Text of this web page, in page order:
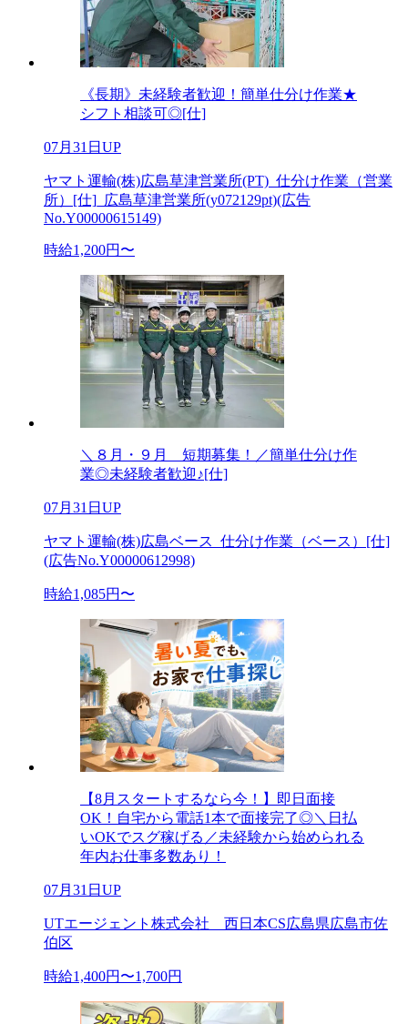
《長期》未経験者歓迎！簡単仕分け作業★
シフト相談可◎[仕]
07月31日UP
ヤマト運輸(株)広島草津営業所(PT)_仕分け作業（営業
所）[仕]_広島草津営業所(y072129pt)(広告
No.Y00000615149)
時給1,200円〜
＼８月・９月 短期募集！／簡単仕分け作
業◎未経験者歓迎♪[仕]
07月31日UP
ヤマト運輸(株)広島ベース_仕分け作業（ベース）[仕]
(広告No.Y00000612998)
時給1,085円〜
【8月スタートするなら今！】即日面接
OK！自宅から電話1本で面接完了◎＼日払
いOKでスグ稼げる／未経験から始められる
年内お仕事多数あり！
07月31日UP
UTエージェント株式会社 西日本CS広島県広島市佐
伯区
時給1,400円〜1,700円